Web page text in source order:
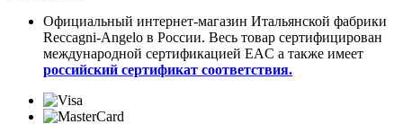
Официальный интернет-магазин Итальянской фабрики
Reccagni-Angelo в России. Весь товар сертифицирован
международной сертификацией EAC а также имеет
российский сертификат соответствия.